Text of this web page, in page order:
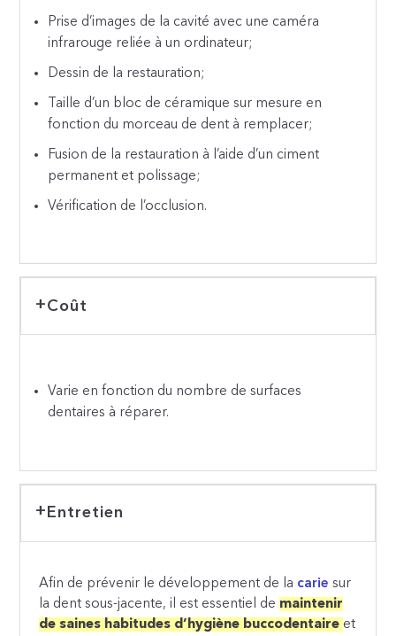
Prise d’images de la cavité avec une caméra
infrarouge reliée à un ordinateur;
Dessin de la restauration;
Taille d’un bloc de céramique sur mesure en
fonction du morceau de dent à remplacer;
Fusion de la restauration à l’aide d’un ciment
permanent et polissage;
Vérification de l’occlusion.
Coût
Varie en fonction du nombre de surfaces
dentaires à réparer.
Entretien
Afin de prévenir le développement de la carie sur
la dent sous-jacente, il est essentiel de maintenir
de saines habitudes d’hygiène buccodentaire et